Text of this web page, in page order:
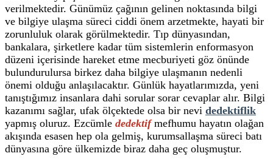
verilmektedir. Günümüz çağının gelinen noktasında bilgi
ve bilgiye ulaşma süreci ciddi önem arzetmekte, hayati bir
zorunluluk olarak görülmektedir. Tıp dünyasından,
bankalara, şirketlere kadar tüm sistemlerin enformasyon
düzeni içerisinde hareket etme mecburiyeti göz önünde
bulundurulursa birkez daha bilgiye ulaşmanın nedenli
önemi olduğu anlaşılacaktır. Günlük hayatlarımızda, yeni
tanıştığımız insanlara dahi sorular sorar cevaplar alır. Bilgi
kazanımı sağlar, ufak ölçektede olsa bir nevi dedektiflik
yapmış oluruz. Ezcümle dedektifmefhumu hayatın olağan
akışında esasen hep ola gelmiş, kurumsallaşma süreci batı
dünyasına göre ülkemizde biraz daha geç oluşmuştur.